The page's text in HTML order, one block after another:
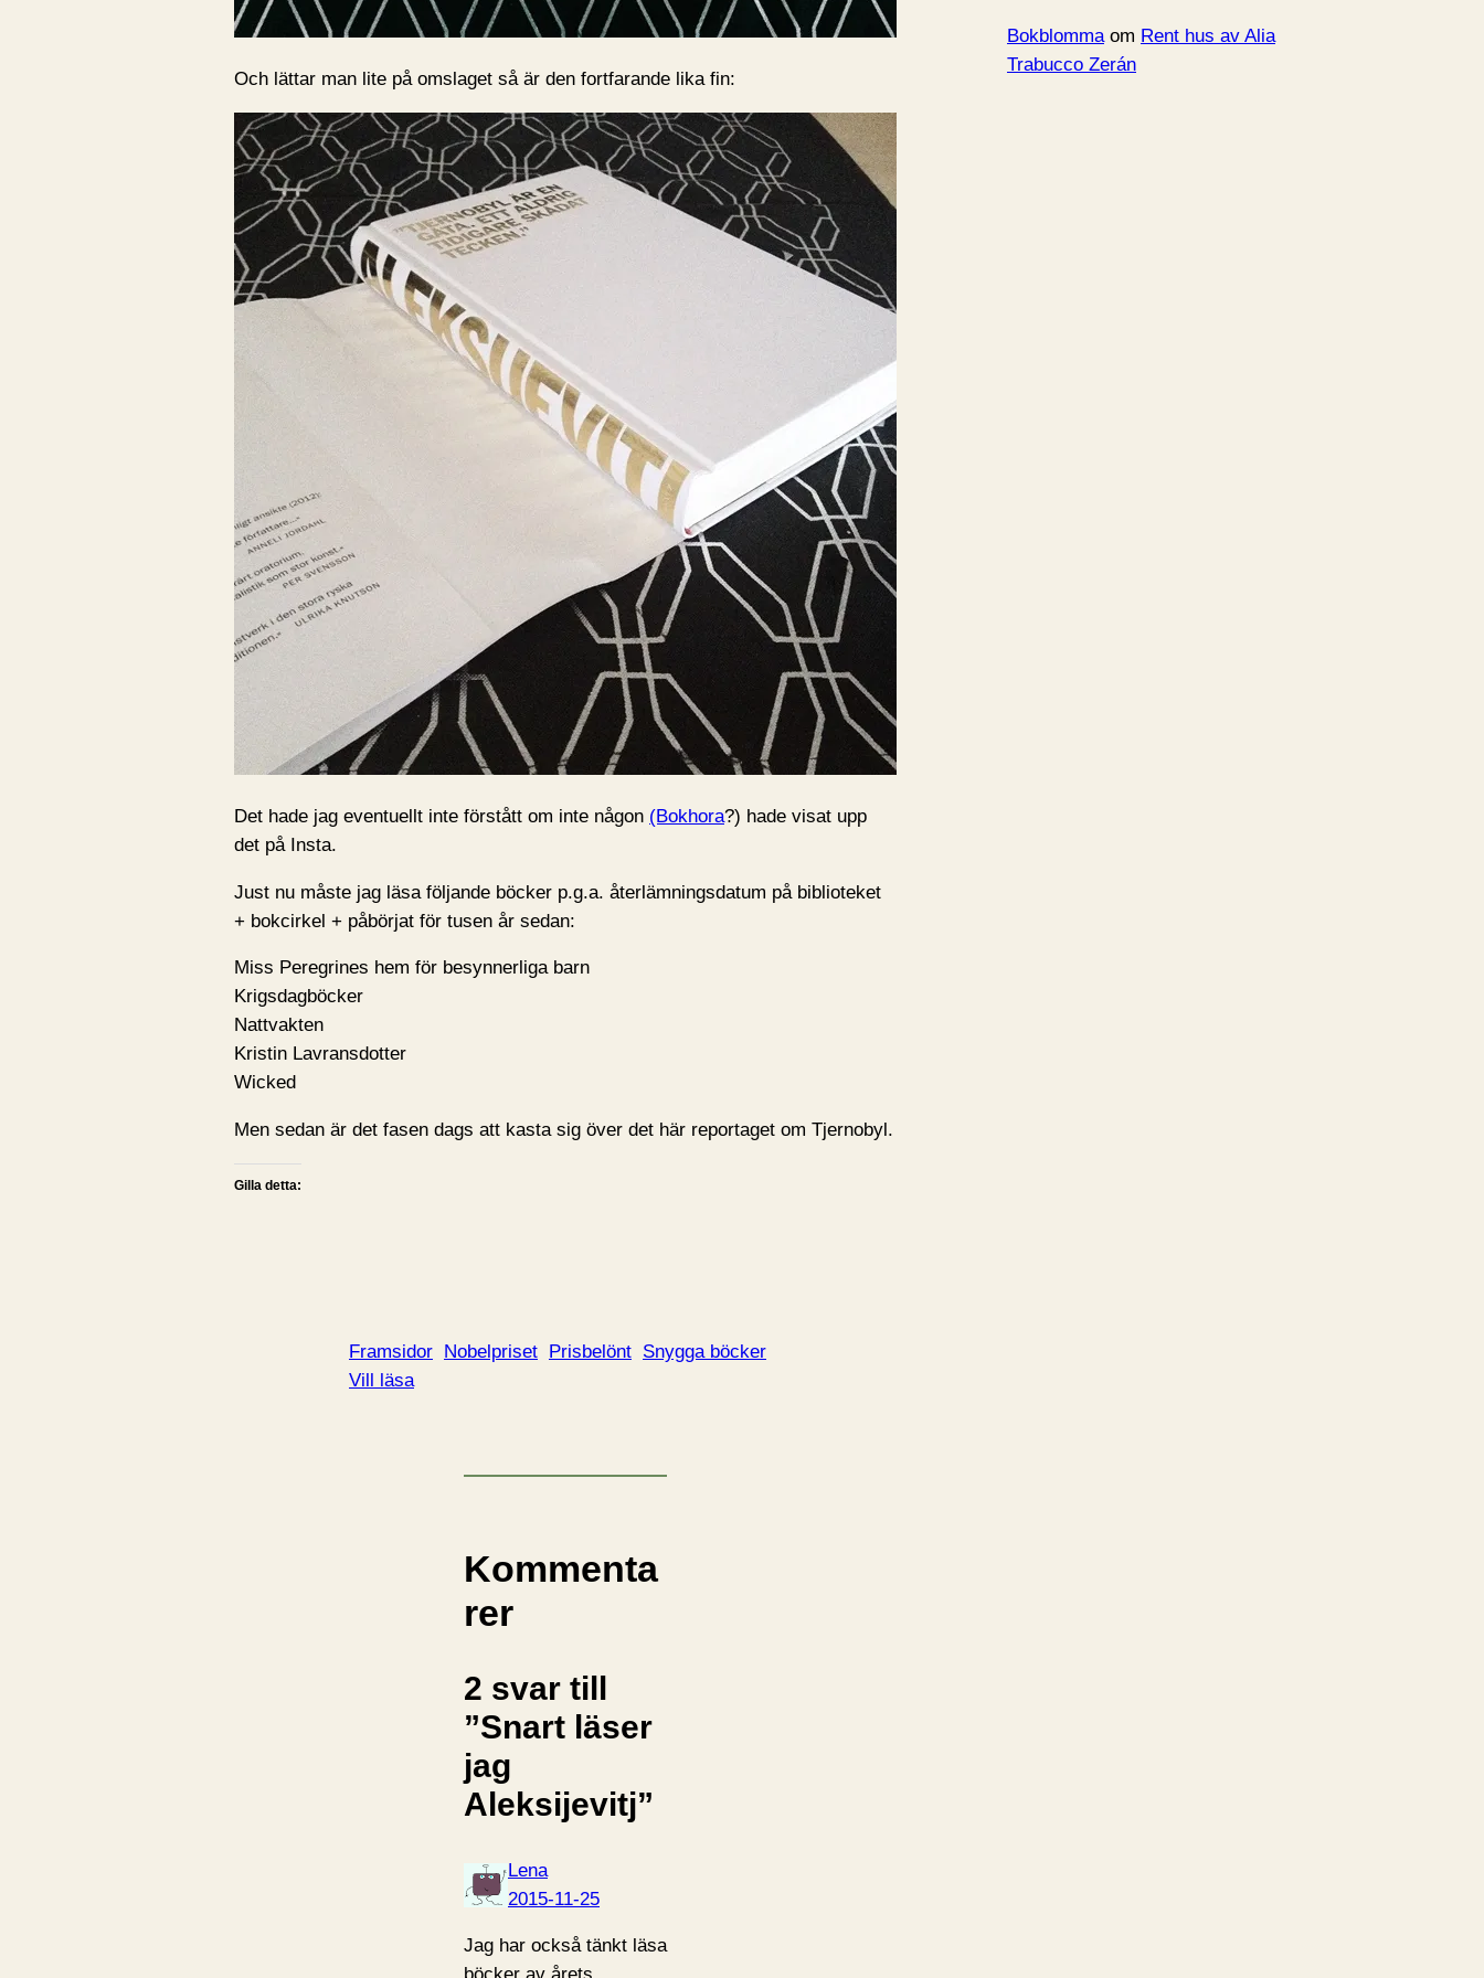
Och lättar man lite på omslaget så är den fortfarande lika fin:
Det hade jag eventuellt inte förstått om inte någon (Bokhora?) hade visat upp
det på Insta.
Just nu måste jag läsa följande böcker p.g.a. återlämningsdatum på biblioteket
+ bokcirkel + påbörjat för tusen år sedan:
Miss Peregrines hem för besynnerliga barn
Krigsdagböcker
Nattvakten
Kristin Lavransdotter
Wicked
Men sedan är det fasen dags att kasta sig över det här reportaget om Tjernobyl.
Gilla detta:
Framsidor Nobelpriset Prisbelönt Snygga böcker
Vill läsa
Kommenta
rer
2 svar till
”Snart läser
jag
Aleksijevitj”
Lena
2015-11-25
Jag har också tänkt läsa
Bokblommaom Rent hus av Alia
Trabucco Zerán